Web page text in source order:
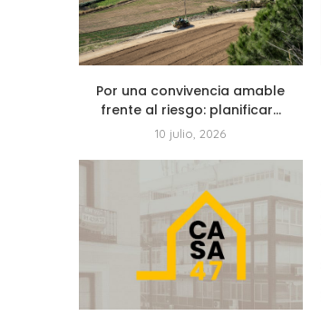
Por una convivencia amable
frente al riesgo: planificar...
10 julio, 2026